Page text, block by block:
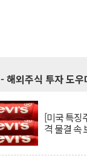
- 해외주식 투자 도우
[미국 특징
격 물결 속